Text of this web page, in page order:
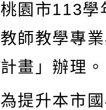
園市113學
師教學專
畫」辦理。
提升本市